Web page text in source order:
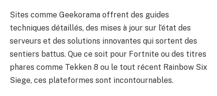
Sites comme Geekorama offrent des guides
techniques détaillés, des mises à jour sur l’état des
serveurs et des solutions innovantes qui sortent des
sentiers battus. Que ce soit pour Fortnite ou des titres
phares comme Tekken 8 ou le tout récent Rainbow Six
Siege, ces plateformes sont incontournables.